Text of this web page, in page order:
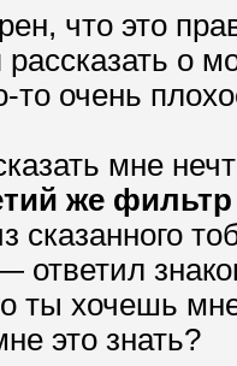
что это
о
очень
мне
же
сказанного
ответил
ты хочешь
это знать?